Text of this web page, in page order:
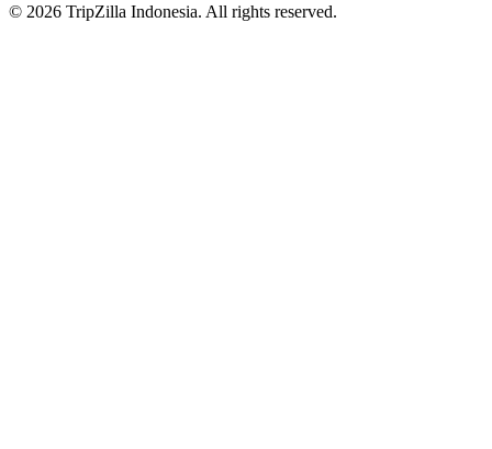
© 2026 TripZilla Indonesia. All rights reserved.